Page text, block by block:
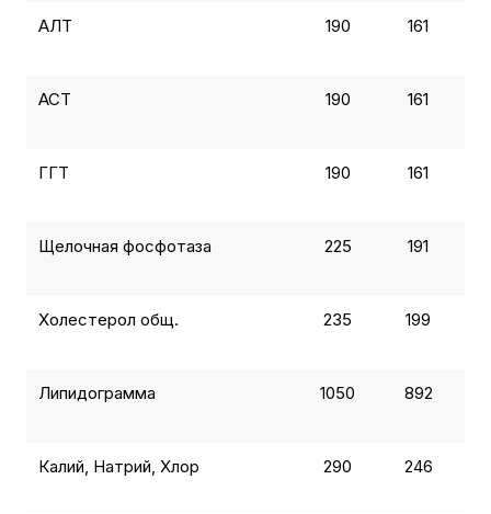
АЛТ 190 161
АСТ 190 161
ГГТ 190 161
Щелочная фосфотаза 225 191
Холестерол общ. 235 199
Липидограмма 1050 892
Калий, Натрий, Хлор 290 246